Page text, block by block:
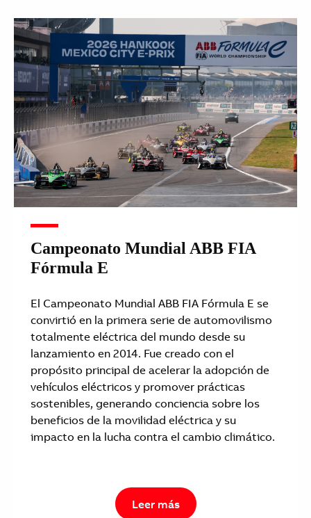
Campeonato Mundial ABB FIA
Fórmula E
El Campeonato Mundial ABB FIA Fórmula E se
convirtió en la primera serie de automovilismo
totalmente eléctrica del mundo desde su
lanzamiento en 2014. Fue creado con el
propósito principal de acelerar la adopción de
vehículos eléctricos y promover prácticas
sostenibles, generando conciencia sobre los
beneficios de la movilidad eléctrica y su
impacto en la lucha contra el cambio climático.
Leer más